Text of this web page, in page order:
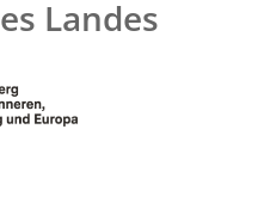
Landes